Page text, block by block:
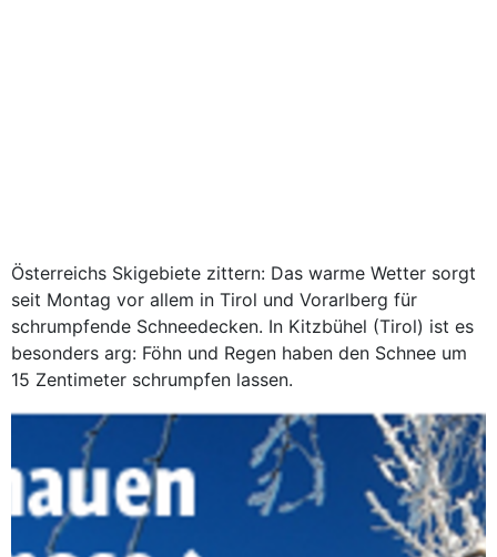
Österreichs Skigebiete zittern: Das warme Wetter sorgt
seit Montag vor allem in Tirol und Vorarlberg für
schrumpfende Schneedecken. In Kitzbühel (Tirol) ist es
besonders arg: Föhn und Regen haben den Schnee um
15 Zentimeter schrumpfen lassen.